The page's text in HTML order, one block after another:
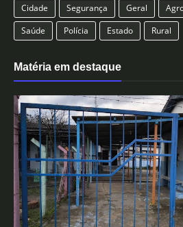
Cidade Segurança Geral
Saúde
Polícia Estado Rural
Matéria em destaque